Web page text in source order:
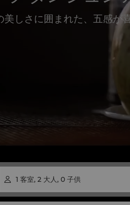
美しさに囲まれた、五感が
 1 客室, 2 大人 , 0 子供